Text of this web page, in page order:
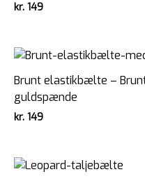
kr. 149
Brunt elastikbælte –
guldspænde
kr. 149